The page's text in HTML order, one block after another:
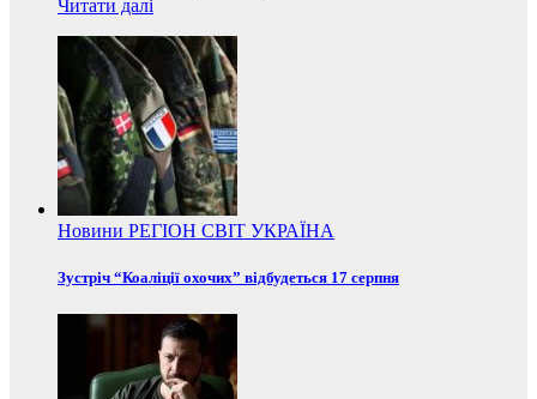
Читати далі
Новини РЕГІОН СВІТ УКРАЇНА
Зустріч “Коаліції охочих” відбудеться 17 серпня